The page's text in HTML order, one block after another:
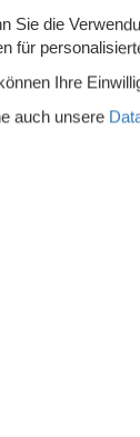
mit
3000
Sie die
für
Ihre
auch unsere